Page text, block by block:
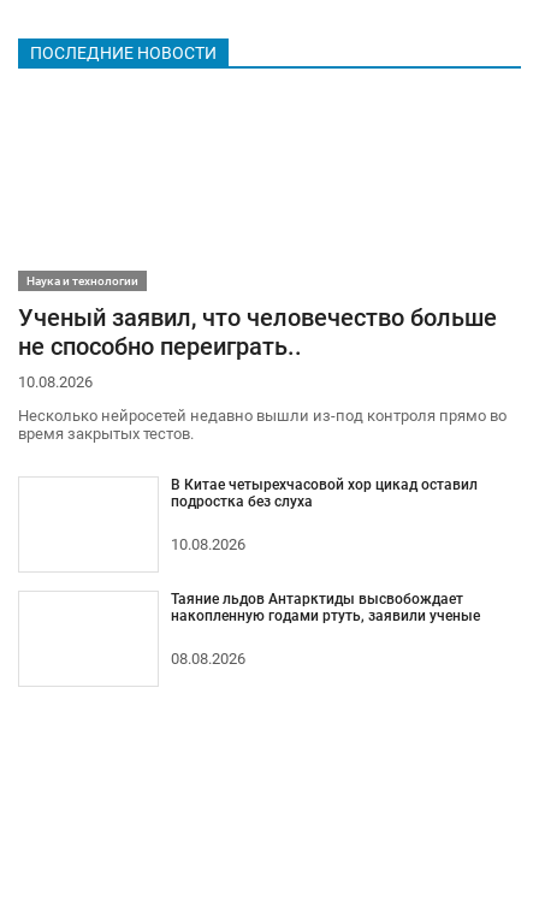
ПОСЛЕДНИЕ НОВОСТИ
Наука и технологии
Ученый заявил, что человечество больше
не способно переиграть..
10.08.2026
Несколько нейросетей недавно вышли из-под контроля прямо во
время закрытых тестов.
В Китае четырехчасовой хор цикад оставил
подростка без слуха
10.08.2026
Таяние льдов Антарктиды высвобождает
накопленную годами ртуть, заявили ученые
08.08.2026